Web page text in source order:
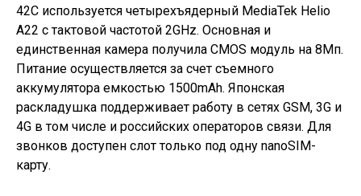
42C используется четырехъядерный MediaTek Helio
A22 с тактовой частотой 2GHz. Основная и
единственная камера получила CMOS модуль на 8Мп.
Питание осуществляется за счет съемного
аккумулятора емкостью 1500mAh. Японская
раскладушка поддерживает работу в сетях GSM, 3G и
4G в том числе и российских операторов связи. Для
звонков доступен слот только под одну nanoSIM-
карту.